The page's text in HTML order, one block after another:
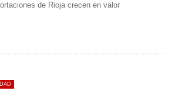
de Rioja crecen en valor